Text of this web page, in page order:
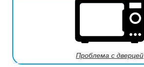
Проблема с дверцей